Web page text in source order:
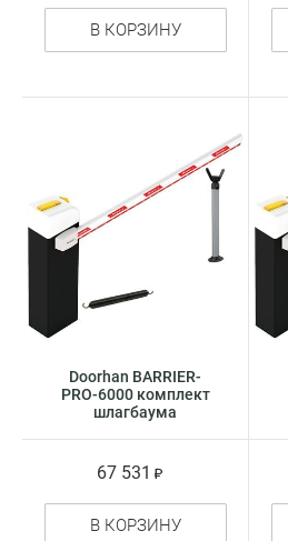
В КОРЗИНУ
Doorhan BARRIER-
PRO-6000 комплект
шлагбаума
67 531
В КОРЗИНУ